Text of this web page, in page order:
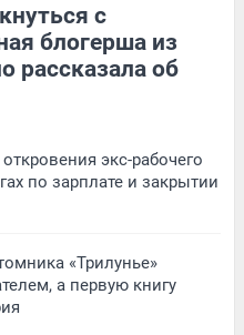
с
блогерша из
рассказала об
экс-рабочего
по зарплате и закрытии
«Трилунье»
а первую книгу